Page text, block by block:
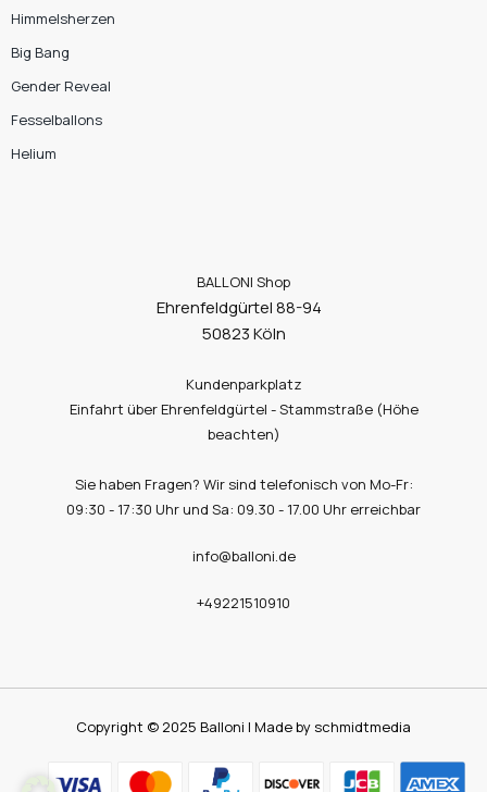
Himmelsherzen
Big Bang
Gender Reveal
Fesselballons
Helium
BALLONI Shop
Ehrenfeldgürtel 88-94
50823 Köln
Kundenparkplatz
Einfahrt über Ehrenfeldgürtel - Stammstraße (Höhe
beachten)
Sie haben Fragen? Wir sind telefonisch von Mo-Fr:
09:30 - 17:30 Uhr und Sa: 09.30 - 17.00 Uhr erreichbar
info@balloni.de
+49221510910
Copyright © 2025 Balloni | Made by schmidtmedia